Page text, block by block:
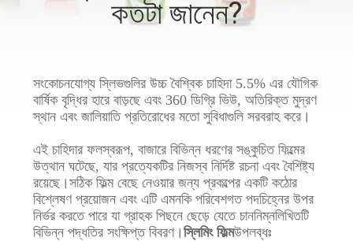
যোগাযোগ
করুন
কতটা জানেন?
সংকোচনযোগ্য স্লিভগুলির উচ্চ বৈশ্বিক চাহিদা 5.5% এর যৌগিক
বার্ষিক বৃদ্ধির হারে বাড়ছে এবং 360 ডিগ্রি ভিউ, অতিরিক্ত মুদ্রণ
স্থান এবং জালিয়াতি প্রতিরোধের মতো সুবিধাগুলি সরবরাহ করে।
এই চাহিদার ফলস্বরূপ, বাজারে বিভিন্ন ধরণের সঙ্কুচিত ফিল্মের
উত্থান ঘটেছে, যার প্রত্যেকটির নিজস্ব নির্দিষ্ট রচনা এবং বৈশিষ্ট্য
রয়েছে।সঠিক ফিল্ম বেছে নেওয়ার জন্য প্রকল্পের একটি কঠোর
বিশ্লেষণ প্রয়োজন এবং এটি এমনকি পরিবেশগত পদচিহ্নের উপর
নির্ভর করতে পারে যা গ্রাহক পিছনে ছেড়ে যেতে চাননিম্নলিখিতটি
বিভিন্ন পদ্ধতির সংক্ষিপ্ত বিবরণ। স্লিমিং ফিল্মউপলব্ধঃ